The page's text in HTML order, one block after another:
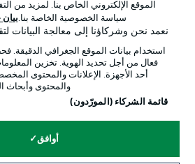
© 2026 Bundesliga-Gruppe GmbH
الموقع الإلكتروني الخاص بنا. لمزيد من
سياسة الخصوصية الخاصة بنا.بيان
نعمد نحن وشركاؤنا إلى معالجة البيانات
استخدام بيانات الموقع الجغرافي
فعال من أجل تحديد الهوية. تخزين
أحد الأجهزة. الإعلانات والمحتوى
والمحتوى وأبحاث
قائمة الشركاء (المورّدون)
أوافق